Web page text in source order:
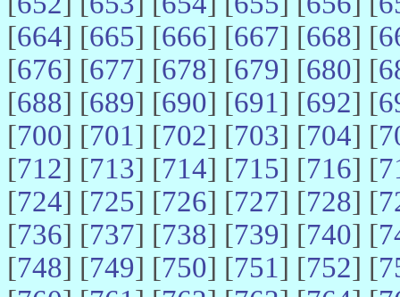
[664] [665] [666] [667] [668] [
[676] [677] [678] [679] [680] [
[688] [689] [690] [691] [692] [
[700] [701] [702] [703] [704] [
[712] [713] [714] [715] [716] [
[724] [725] [726] [727] [728] [
[736] [737] [738] [739] [740] [
[748] [749] [750] [751] [752] [